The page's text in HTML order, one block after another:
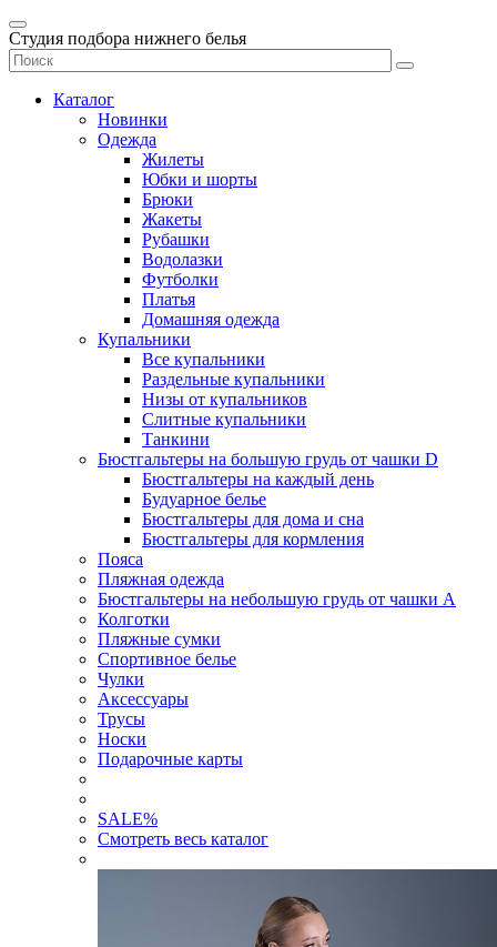
Студия подбора нижнего белья
Каталог
Новинки
Одежда
Жилеты
Юбки и шорты
Брюки
Жакеты
Рубашки
Водолазки
Футболки
Платья
Домашняя одежда
Купальники
Все купальники
Раздельные купальники
Низы от купальников
Слитные купальники
Танкини
Бюстгальтеры на большую грудь от чашки D
Бюстгальтеры на каждый день
Будуарное белье
Бюстгальтеры для дома и сна
Бюстгальтеры для кормления
Пояса
Пляжная одежда
Бюстгальтеры на небольшую грудь от чашки А
Колготки
Пляжные сумки
Спортивное белье
Чулки
Аксессуары
Трусы
Носки
Подарочные карты
SALE%
Смотреть весь каталог